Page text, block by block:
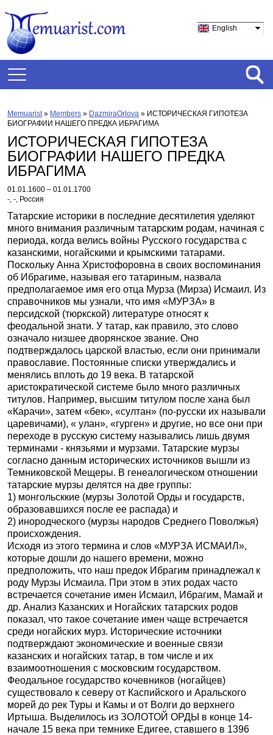
English
Memuarist» Members » DazmiraOrlova » ИСТОРИЧЕСКАЯ ГИПОТЕЗА
БИОГРАФИИ НАШЕГО ПРЕДКА ИБРАГИМА
ИСТОРИЧЕСКАЯ ГИПОТЕЗА
БИОГРАФИИ НАШЕГО ПРЕДКА
ИБРАГИМА
01.01.1600 – 01.01.1700
-, -, Россия
Татарские историки в последние десятилетия уделяют
много внимания различным татарским родам, начиная с
периода, когда велись войны Русского государства с
казанскими, ногайскими и крымскими татарами.
Поскольку Анна Христофоровна в своих воспоминания
об Ибрагиме, называя его татариным, назвала
предполагаемое имя его отца Мурза (Мирза) Исмаил. Из
справочников мы узнали, что имя «МУРЗА» в
персидской (тюркской) литературе относят к
феодальной знати. У татар, как правило, это слово
означало низшее дворянское звание. Оно
подтверждалось царской властью, если они принимали
православие. Постоянные списки утверждались и
менялись вплоть до 19 века. В татарской
аристократической системе было много различных
титулов. Например, высшим титулом после хана был
«Карачи», затем «бек», «султан» (по-русски их называли
царевичами), « улан», «гурген» и другие, но все они при
переходе в русскую систему назывались лишь двумя
терминами - князьями и мурзами. Татарские мурзы
согласно данным исторических источников вышли из
Темниковской Мещеры. В генеалогическом отношении
татарские мурзы делятся на две группы:
1) монгольсккие (мурзы Золотой Орды и государств,
образовавшихся после ее распада) и
2) инородческого (мурзы народов Среднего Поволжья)
происхождения.
Исходя из этого термина и слов «МУРЗА ИСМАИЛ»,
которые дошли до нашего времени, можно
предположить, что наш предок Ибрагим принадлежал к
роду Мурзы Исмаила. При этом в этих родах часто
встречается сочетание имен Исмаил, Ибрагим, Мамай и
др. Анализ Казанских и Ногайских татарских родов
показал, что такое сочетание имен чаще встречается
среди ногайских мурз. Исторические источники
подтверждают экономические и военные связи
казанских и ногайских татар, в том числе и их
взаимоотношения с московским государством.
Феодальное государство кочевников (ногайцев)
существовало к северу от Каспийского и Аральского
морей до рек Туры и Камы и от Волги до верхнего
Иртыша. Выделилось из ЗОЛОТОЙ ОРДЫ в конце 14-
начале 15 века при темнике Едигее, ставшего в 1396